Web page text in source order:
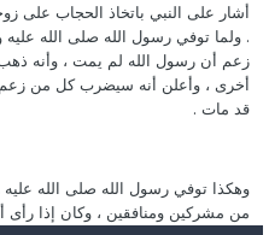
أشار على النبي باتخاذ الحجاب على
. ولما توفي رسول الله صلى الله
زعم أن رسول الله لم يمت ، وأنه
أخرى ، وأعلن أنه سيضرب كل من زعم
قد مات .
وهكذا توفي رسول الله صلى الله
من مشركين ومنافقين ، وكان إذا رأى